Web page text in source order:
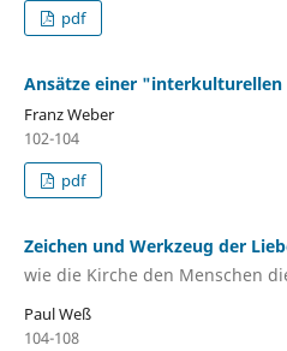
pdf
Ansätze einer
Franz Weber
102-104
pdf
Zeichen und Werkzeug der
wie die Kirche den Menschen
Paul Weß
104-108